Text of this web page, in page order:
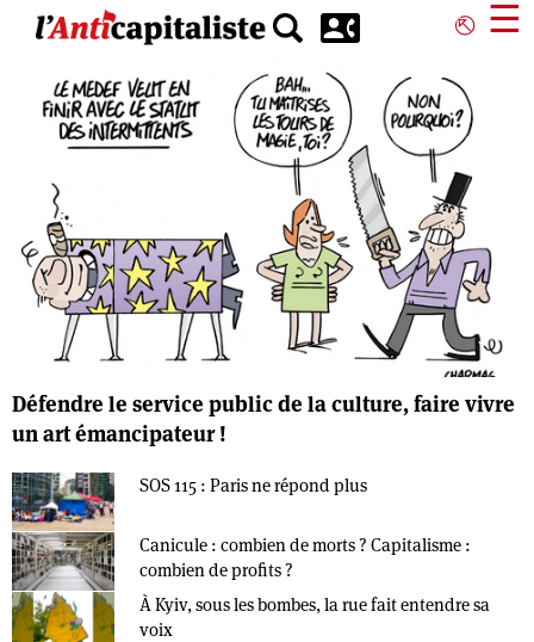
principal
⎋ ☰
Défendre le service public de la culture, faire vivre
un art émancipateur !
SOS 115 : Paris ne répond plus
Canicule : combien de morts ? Capitalisme :
combien de profits ?
À Kyiv, sous les bombes, la rue fait entendre sa
voix